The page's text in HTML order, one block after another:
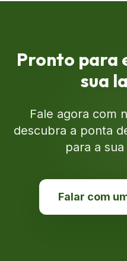
Pronto para
sua
Fale agora com
descubra a ponta
para a
Falar com